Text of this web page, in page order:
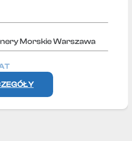
Morskie Warszawa